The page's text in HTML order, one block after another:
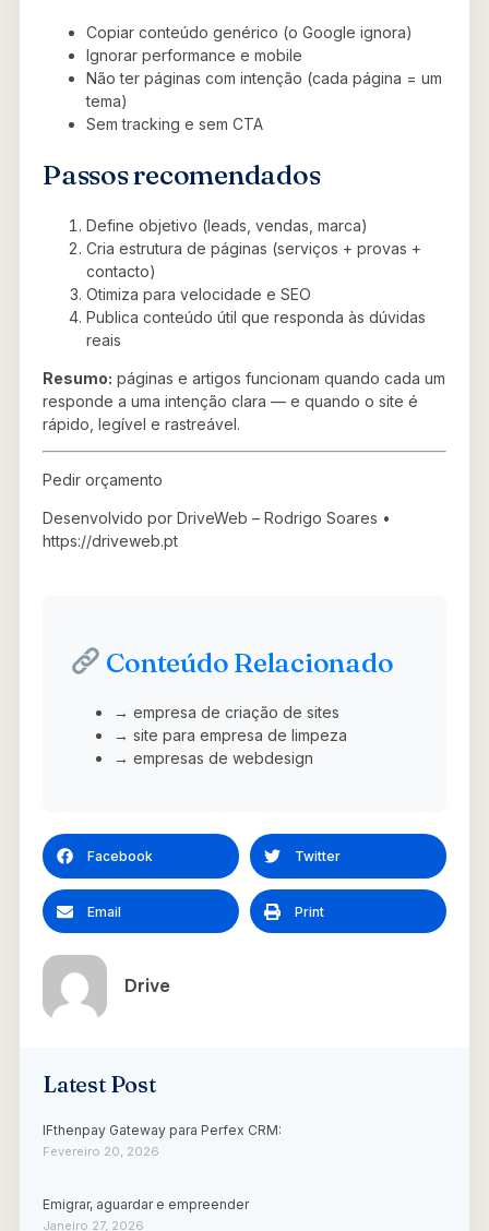
Copiar conteúdo genérico (o Google ignora)
Ignorar performance e mobile
Não ter páginas com intenção (cada página = um
tema)
Sem tracking e sem CTA
Passos recomendados
Define objetivo (leads, vendas, marca)
Cria estrutura de páginas (serviços + provas +
contacto)
Otimiza para velocidade e SEO
Publica conteúdo útil que responda às dúvidas
reais
Resumo: páginas e artigos funcionam quando cada um
responde a uma intenção clara — e quando o site é
rápido, legível e rastreável.
Pedir orçamento
Desenvolvido por DriveWeb – Rodrigo Soares •
https://driveweb.pt
Conteúdo Relacionado
→ empresa de criação de sites
→ site para empresa de limpeza
→ empresas de webdesign
Facebook Twitter
Email Print
Drive
Latest Post
IFthenpay Gateway para Perfex CRM:
Fevereiro 20, 2026
Emigrar, aguardar e empreender
Janeiro 27, 2026